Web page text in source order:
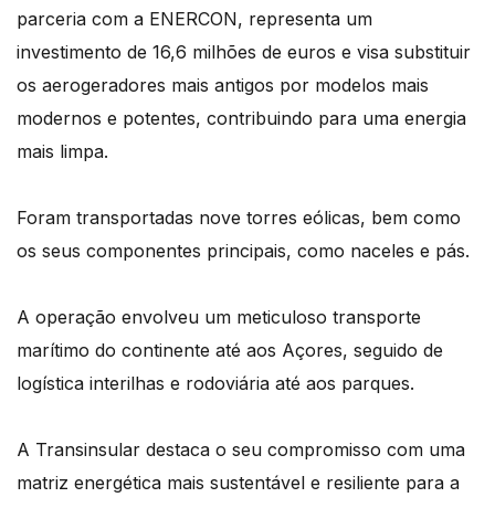
parceria com a ENERCON, representa um
investimento de 16,6 milhões de euros e visa substituir
os aerogeradores mais antigos por modelos mais
modernos e potentes, contribuindo para uma energia
mais limpa.
Foram transportadas nove torres eólicas, bem como
os seus componentes principais, como naceles e pás.
A operação envolveu um meticuloso transporte
marítimo do continente até aos Açores, seguido de
logística interilhas e rodoviária até aos parques.
A Transinsular destaca o seu compromisso com uma
matriz energética mais sustentável e resiliente para a